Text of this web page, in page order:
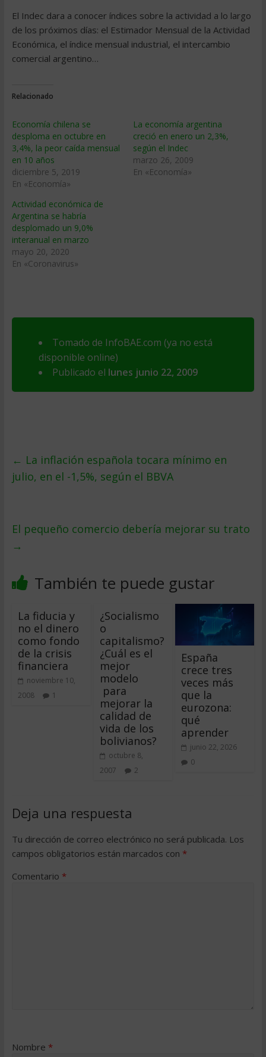
El Indec dara a conocer í­ndices sobre la actividad a lo largo
de los próximos dí­as: el Estimador Mensual de la Actividad
Económica, el í­ndice mensual industrial, el intercambio
comercial argentino…
Relacionado
Economía chilena se
desploma en octubre en
3,4%, la peor caída mensual
en 10 años
diciembre 5, 2019
En «Economía»
La economí­a argentina
creció en enero un 2,3%,
según el Indec
marzo 26, 2009
En «Economía»
Actividad económica de
Argentina se habría
desplomado un 9,0%
interanual en marzo
mayo 20, 2020
En «Coronavirus»
Tomado de InfoBAE.com (ya no está
disponible online)
Publicado el lunes junio 22, 2009
← La inflación española tocara mí­nimo en
julio, en el -1,5%, según el BBVA
El pequeño comercio deberí­a mejorar su trato
→
También te puede gustar
La fiducia y
no el dinero
como fondo
de la crisis
financiera
noviembre 10,
2008
1
¿Socialismo
o
capitalismo?
¿Cuál es el
mejor
modelo
para
mejorar la
calidad de
vida de los
bolivianos?
octubre 8,
2007
2
España
crece tres
veces más
que la
eurozona:
qué
aprender
junio 22, 2026
0
Deja una respuesta
Tu dirección de correo electrónico no será publicada. Los
campos obligatorios están marcados con *
Comentario *
Nombre *